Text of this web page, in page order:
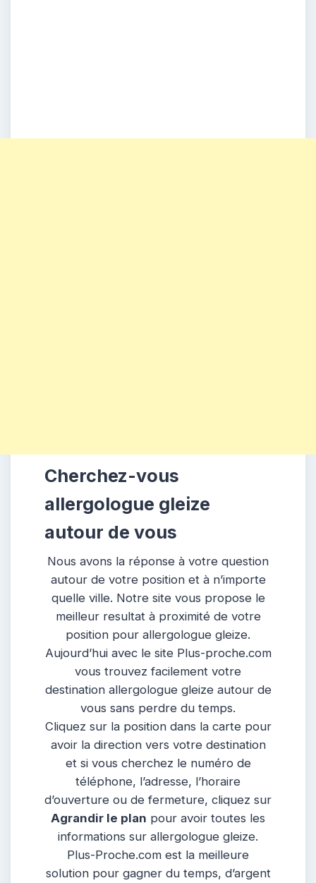
Cherchez-vous
allergologue gleize
autour de vous
Nous avons la réponse à votre question
autour de votre position et à n’importe
quelle ville. Notre site vous propose le
meilleur resultat à proximité de votre
position pour allergologue gleize.
Aujourd’hui avec le site Plus-proche.com
vous trouvez facilement votre
destination allergologue gleize autour de
vous sans perdre du temps.
Cliquez sur la position dans la carte pour
avoir la direction vers votre destination
et si vous cherchez le numéro de
téléphone, l’adresse, l’horaire
d’ouverture ou de fermeture, cliquez sur
Agrandir le plan pour avoir toutes les
informations sur allergologue gleize.
Plus-Proche.com est la meilleure
solution pour gagner du temps, d’argent